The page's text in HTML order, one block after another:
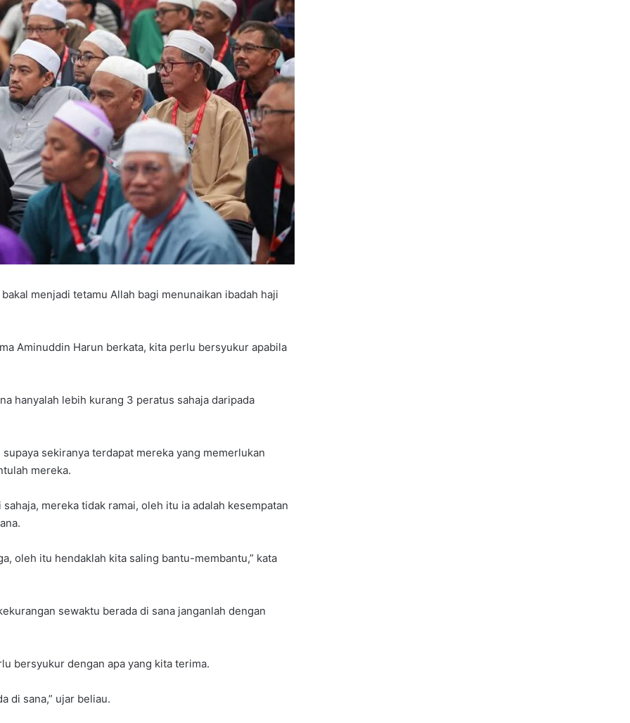
menjadi tetamu Allah bagi menunaikan ibadah haji
Aminuddin Harun berkata, kita perlu bersyukur apabila
hanyalah lebih kurang 3 peratus sahaja daripada
sekiranya terdapat mereka yang memerlukan
mereka.
mereka tidak ramai, oleh itu ia adalah kesempatan
oleh itu hendaklah kita saling bantu-membantu,” kata
sewaktu berada di sana janganlah dengan
bersyukur dengan apa yang kita terima.
di sana,” ujar beliau.